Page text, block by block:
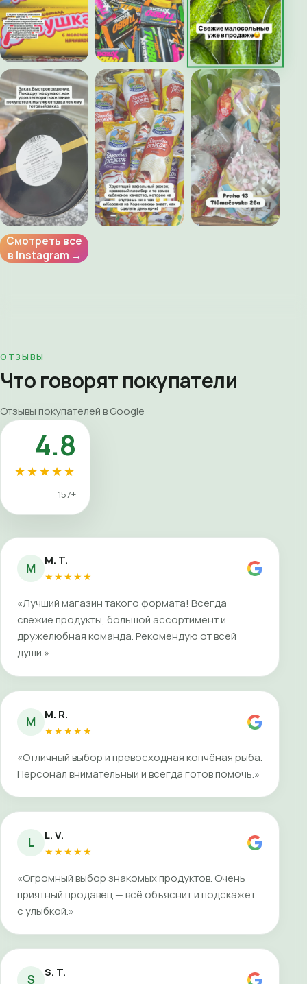
Смотреть все
в Instagram →
ОТЗЫВЫ
Что говорят покупатели
Отзывы покупателей в Google
4.8
★★★★★
157+
M M. T.
★★★★★
«Лучший магазин такого формата! Всегда
свежие продукты, большой ассортимент и
дружелюбная команда. Рекомендую от всей
души.»
M M. R.
★★★★★
«Отличный выбор и превосходная копчёная рыба.
Персонал внимательный и всегда готов помочь.»
L L. V.
★★★★★
«Огромный выбор знакомых продуктов. Очень
приятный продавец — всё объяснит и подскажет
с улыбкой.»
S S. T.